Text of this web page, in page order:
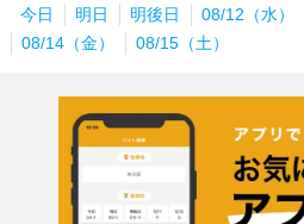
今日 明日 明後日 08/12（水）
08/14（金）
08/15（土）